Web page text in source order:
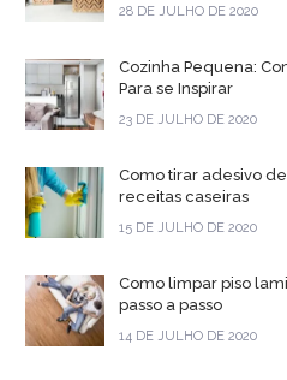
28 DE JULHO DE 2020
Cozinha Pequena:
Para se Inspirar
23 DE JULHO DE 2020
Como tirar adesivo
receitas caseiras
15 DE JULHO DE 2020
Como limpar piso
passo a passo
14 DE JULHO DE 2020